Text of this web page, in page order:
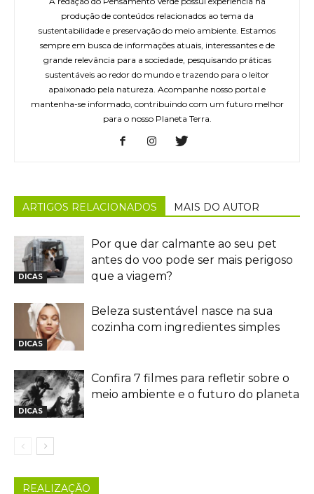
produção de conteúdos relacionados ao tema da
sustentabilidade e preservação do meio ambiente. Estamos
sempre em busca de informações atuais, interessantes e de
grande relevância para a sociedade, pesquisando práticas
sustentáveis ao redor do mundo e trazendo para o leitor
apaixonado pela natureza. Acompanhe nosso portal e
mantenha-se informado, contribuindo com um futuro melhor
para o nosso Planeta Terra.
ARTIGOS RELACIONADOS MAIS DO AUTOR
DICAS
Por que dar calmante ao seu pet
antes do voo pode ser mais perigoso
que a viagem?
DICAS
Beleza sustentável nasce na sua
cozinha com ingredientes simples
DICAS
Confira 7 filmes para refletir sobre o
meio ambiente e o futuro do planeta
REALIZAÇÃO